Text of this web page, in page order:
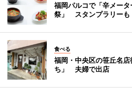
福岡パルコで「辛メー
祭」 スタンプラリーも
食べる
福岡・中央区の笹丘名
ち」 夫婦で出店